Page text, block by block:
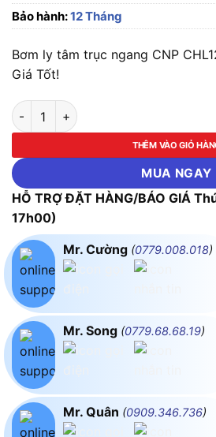
Bảo hành:12 Tháng
Bơm ly tâm trục ngang CNP
Giá Tốt!
Bơm ly tâm trục ngang CNP CHL12-
THÊM VÀO GIỎ
MUA NGAY
HỖ TRỢ ĐẶT HÀNG/BÁO GIÁ
17h00)
Mr. Cường (0779.008.018)
Mr. Song (0779.68.68.19)
Mr. Quân (0909.346.736)